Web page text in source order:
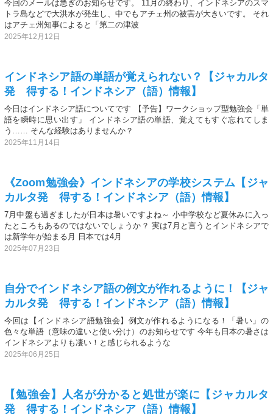
今回のメールは急ぎのお知らせです。 11月の終わり、インドネシアのスマ
トラ島などで大洪水が発生し、中でもアチェ州の被害が大きいです。 それ
はアチェ州知事によると「第二の津波
2025年12月12日
インドネシア語の単語が覚えられない？【ジャカルタ
発 得する！インドネシア（語）情報】
今日はインドネシア語についてです 【予告】ワークショップ型勉強会「単
語を瞬時に思い出す」 インドネシア語の単語、覚えてもすぐ忘れてしま
う…… そんな経験はありませんか？
2025年11月14日
《Zoom勉強会》インドネシアの学校システム【ジャ
カルタ発 得する！インドネシア（語）情報】
7月中盤も過ぎましたが日本は暑いですよね～ 小中学校など夏休みに入っ
たところもあるのではないでしょうか？ 実は7月と言うとインドネシアで
は新学年が始まる月 日本では4月
2025年07月23日
自分でインドネシア語の例文が作れるように！【ジャ
カルタ発 得する！インドネシア（語）情報】
今回は【インドネシア語勉強会】例文が作れるようになる！「暑い」の
色々な単語（意味の違いと使い分け）のお知らせです 今年も日本の暑さは
インドネシアよりも凄い！と感じられるような
2025年06月25日
【勉強会】人名が分かると処世が楽に【ジャカルタ
発 得する！インドネシア（語）情報】